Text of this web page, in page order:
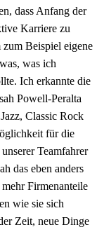
dass Anfang der
Karriere zu
Beispiel eigene
was ich
Ich erkannte die
Powell-Peralta
Classic Rock
für die
Teamfahrer
das eben anders
Firmenanteile
wie sie sich
Zeit, neue Dinge